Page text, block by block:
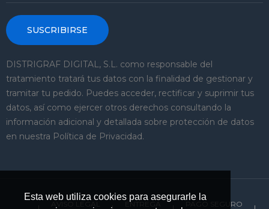
Esta web utiliza cookies para asegurarle la
SUSCRIBIRSE
DISTRIGRAF DIGITAL, S.L. como responsable del
tratamiento tratará tus datos con la finalidad de gestionar y
tramitar tu pedido. Puedes acceder, rectificar y suprimir tus
datos, así como ejercer otros derechos consultando la
información adicional y detallada sobre protección de datos
en nuestra Política de Privacidad.
AVISO LEGAL ENTREGA PAGO SEGURO